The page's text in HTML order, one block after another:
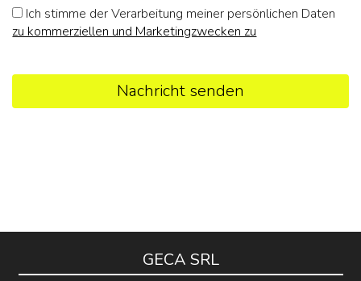
Ich stimme der Verarbeitung meiner persönlichen Daten
zu kommerziellen und Marketingzwecken zu
Nachricht senden
GECA SRL